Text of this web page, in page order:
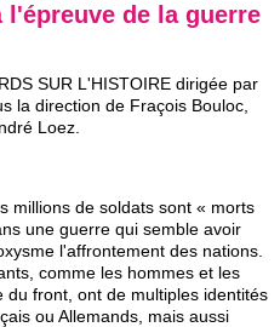
l'épreuve de la guerre
SUR L'HISTOIRE dirigée par
la direction de Fraçois Bouloc,
Loez.
millions de soldats sont « morts
une guerre qui semble avoir
l'affrontement des nations.
comme les hommes et les
du front, ont de multiples identités
ou Allemands, mais aussi